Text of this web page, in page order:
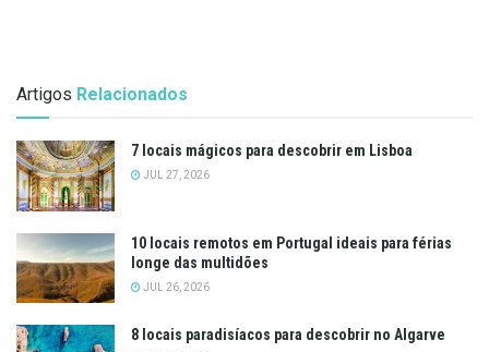
Artigos Relacionados
7 locais mágicos para descobrir em Lisboa
JUL 27, 2026
10 locais remotos em Portugal ideais para férias
longe das multidões
JUL 26, 2026
8 locais paradisíacos para descobrir no Algarve